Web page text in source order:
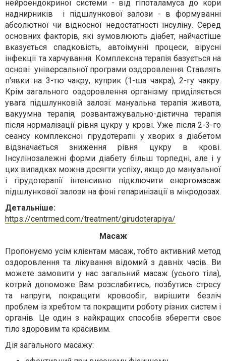
нейроендокриної системи - від гіпоталамуса до кори
наднирників і підшлункової залози - в формуванні
абсолютної чи відносної недостатності інсуліну. Серед
основних факторів, які зумовлюють діабет, найчастіше
вказується спадковість, автоімунні процеси, вірусні
інфекції та харчування. Комплексна терапія базується на
основі універсальної програми оздоровлення. Ставлять
п'явки на 3-тю чакру, куприк (1-ша чакра), 2-гу чакру.
Крім загального оздоровлення організму приділяється
увага підшлунковій залозі: мануальна терапія живота,
вакуумна терапія, розвантажувально-дієтична терапія
після нормалізації рівня цукру у крові. Уже після 2-3-го
сеансу комплексної гірудотерапії у хворих з діабетом
відзначається зниження рівня цукру в крові.
Інсулінозалежні форми діабету більш торпедні, але і у
цих випадках можна досягти успіху, якщо до мануальної
і гірудотерапії інтенсивно підключити енергомасаж
підшлункової залози на фоні гепаринізації в мікродозах.
Детальніше:
https://centrmed.com/treatment/girudoterapiya/
Масаж
Пропонуємо усім клієнтам масаж, тобто активний метод
оздоровлення та лікування відомий з давніх часів. Ви
можете замовити у нас загальний масаж (усього тіла),
котрий допоможе Вам розслабитись, позбутись стресу
та напруги, покращити кровообіг, вирішити безліч
проблем із хребтом та покращити роботу різних систем і
органів. Це один з найкращих способів зберегти своє
тіло здоровим та красивим.
Дія загального масажу: